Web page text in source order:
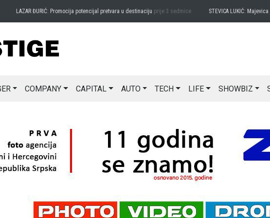
LAZAR ĐURIĆ: Promocija potencijal pretvara u destinacijuprije 3 sedmice STEVICA LUKIĆ: Majevica je
COMPANY CAPITAL AUTO TECH LIFE SHOWBIZ